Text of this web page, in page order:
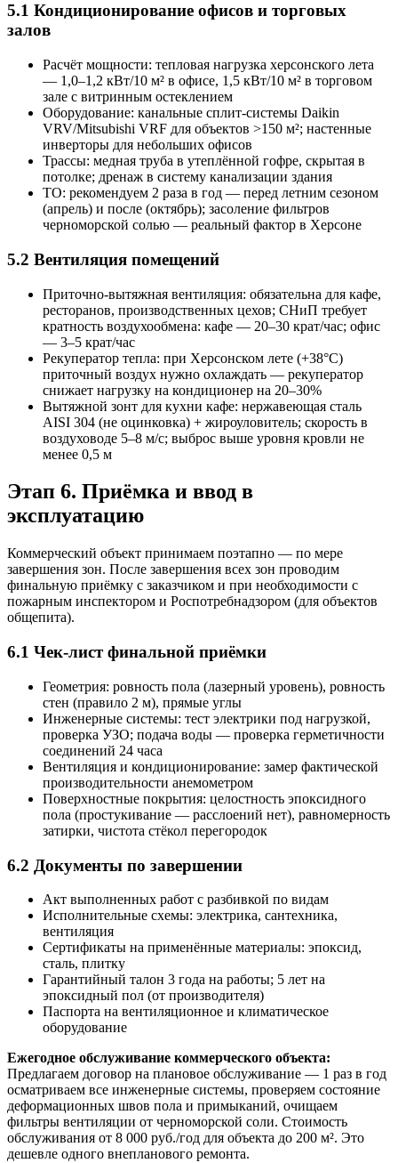
5.1 Кондиционирование офисов и торговых
залов
Расчёт мощности: тепловая нагрузка херсонского лета
— 1,0–1,2 кВт/10 м² в офисе, 1,5 кВт/10 м² в торговом
зале с витринным остеклением
Оборудование: канальные сплит-системы Daikin
VRV/Mitsubishi VRF для объектов >150 м²; настенные
инверторы для небольших офисов
Трассы: медная труба в утеплённой гофре, скрытая в
потолке; дренаж в систему канализации здания
ТО: рекомендуем 2 раза в год — перед летним сезоном
(апрель) и после (октябрь); засоление фильтров
черноморской солью — реальный фактор в Херсоне
5.2 Вентиляция помещений
Приточно-вытяжная вентиляция: обязательна для кафе,
ресторанов, производственных цехов; СНиП требует
кратность воздухообмена: кафе — 20–30 крат/час; офис
— 3–5 крат/час
Рекуператор тепла: при Херсонском лете (+38°C)
приточный воздух нужно охлаждать — рекуператор
снижает нагрузку на кондиционер на 20–30%
Вытяжной зонт для кухни кафе: нержавеющая сталь
AISI 304 (не оцинковка) + жироуловитель; скорость в
воздуховоде 5–8 м/с; выброс выше уровня кровли не
менее 0,5 м
Этап 6. Приёмка и ввод в
эксплуатацию
Коммерческий объект принимаем поэтапно — по мере
завершения зон. После завершения всех зон проводим
финальную приёмку с заказчиком и при необходимости с
пожарным инспектором и Роспотребнадзором (для объектов
общепита).
6.1 Чек-лист финальной приёмки
Геометрия: ровность пола (лазерный уровень), ровность
стен (правило 2 м), прямые углы
Инженерные системы: тест электрики под нагрузкой,
проверка УЗО; подача воды — проверка герметичности
соединений 24 часа
Вентиляция и кондиционирование: замер фактической
производительности анемометром
Поверхностные покрытия: целостность эпоксидного
пола (простукивание — расслоений нет), равномерность
затирки, чистота стёкол перегородок
6.2 Документы по завершении
Акт выполненных работ с разбивкой по видам
Исполнительные схемы: электрика, сантехника,
вентиляция
Сертификаты на применённые материалы: эпоксид,
сталь, плитку
Гарантийный талон 3 года на работы; 5 лет на
эпоксидный пол (от производителя)
Паспорта на вентиляционное и климатическое
оборудование
Ежегодное обслуживание коммерческого объекта:
Предлагаем договор на плановое обслуживание — 1 раз в год
осматриваем все инженерные системы, проверяем состояние
деформационных швов пола и примыканий, очищаем
фильтры вентиляции от черноморской соли. Стоимость
обслуживания от 8 000 руб./год для объекта до 200 м². Это
дешевле одного внепланового ремонта.